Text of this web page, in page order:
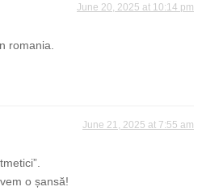
June 20, 2025 at 10:14 pm
romania.
June 21, 2025 at 7:55 am
o șansă!